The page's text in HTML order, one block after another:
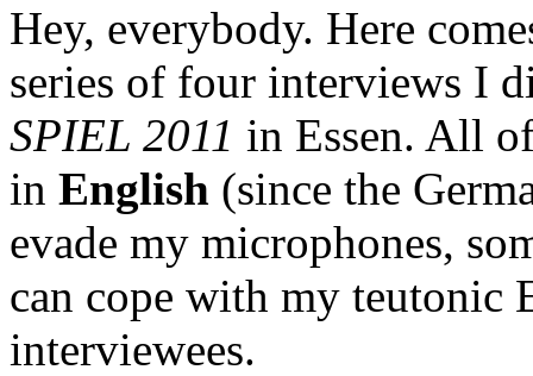
Hey, everybody. Here
series of four interviews I
SPIEL 2011 in Essen. All
in English (since the
evade my microphones,
can cope with my teutonic
interviewees.